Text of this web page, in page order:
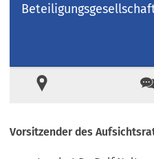
Vorsitzender des